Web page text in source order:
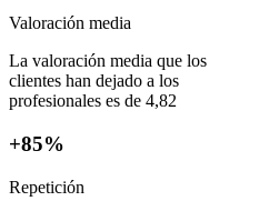
Valoración media
La valoración media que los
clientes han dejado a los
profesionales es de 4,82
+85%
Repetición